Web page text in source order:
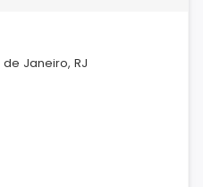
de Janeiro, RJ